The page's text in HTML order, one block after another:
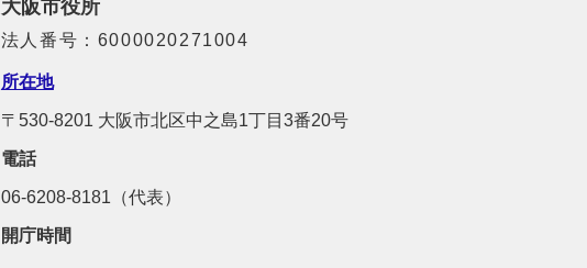
大阪市役所
法人番号：6000020271004
所在地
〒530-8201 大阪市北区中之島1丁目3番20号
電話
06-6208-8181（代表）
開庁時間